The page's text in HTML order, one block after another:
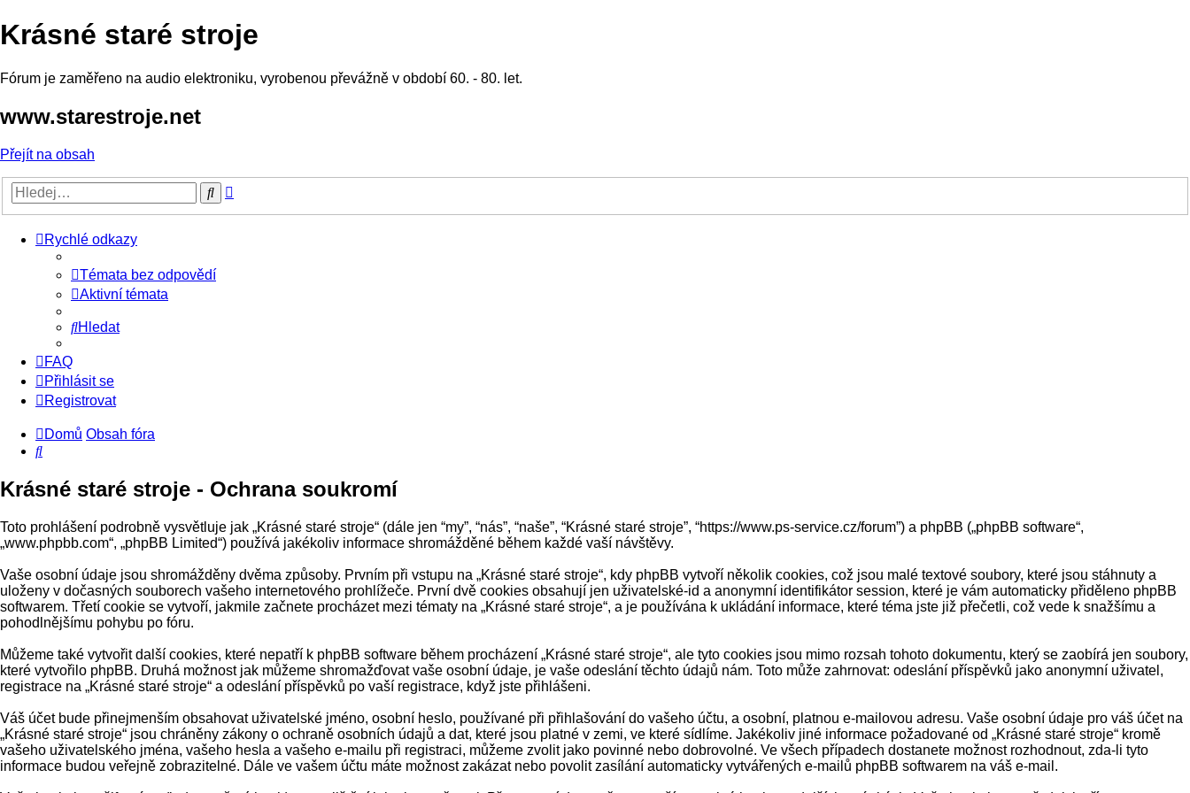
Krásné staré stroje
Fórum je zaměřeno na audio elektroniku, vyrobenou převážně v období 60. - 80. let.
www.starestroje.net
Přejít na obsah
Hledat
Rychlé odkazy
Témata bez odpovědí
Aktivní témata
Hledat
FAQ
Přihlásit se
Registrovat
Domů Obsah fóra
Hledat
Krásné staré stroje - Ochrana soukromí
Toto prohlášení podrobně vysvětluje jak „Krásné staré stroje“ (dále jen “my”, “nás”, “naše”, “Krásné staré stroje”, “https://www.ps-service.cz/forum”) a phpBB („phpBB software“,
„www.phpbb.com“, „phpBB Limited“) používá jakékoliv informace shromážděné během každé vaší návštěvy.
Vaše osobní údaje jsou shromážděny dvěma způsoby. Prvním při vstupu na „Krásné staré stroje“, kdy phpBB vytvoří několik cookies, což jsou malé textové soubory, které jsou stáhnuty a
uloženy v dočasných souborech vašeho internetového prohlížeče. První dvě cookies obsahují jen uživatelské-id a anonymní identifikátor session, které je vám automaticky přiděleno phpBB
softwarem. Třetí cookie se vytvoří, jakmile začnete procházet mezi tématy na „Krásné staré stroje“, a je používána k ukládání informace, které téma jste již přečetli, což vede k snažšímu a
pohodlnějšímu pohybu po fóru.
Můžeme také vytvořit další cookies, které nepatří k phpBB software během procházení „Krásné staré stroje“, ale tyto cookies jsou mimo rozsah tohoto dokumentu, který se zaobírá jen soubory,
které vytvořilo phpBB. Druhá možnost jak můžeme shromažďovat vaše osobní údaje, je vaše odeslání těchto údajů nám. Toto může zahrnovat: odeslání příspěvků jako anonymní uživatel,
registrace na „Krásné staré stroje“ a odeslání příspěvků po vaší registrace, když jste přihlášeni.
Váš účet bude přinejmenším obsahovat uživatelské jméno, osobní heslo, používané při přihlašování do vašeho účtu, a osobní, platnou e-mailovou adresu. Vaše osobní údaje pro váš účet na
„Krásné staré stroje“ jsou chráněny zákony o ochraně osobních údajů a dat, které jsou platné v zemi, ve které sídlíme. Jakékoliv jiné informace požadované od „Krásné staré stroje“ kromě
vašeho uživatelského jména, vašeho hesla a vašeho e-mailu při registraci, můžeme zvolit jako povinné nebo dobrovolné. Ve všech případech dostanete možnost rozhodnout, zda-li tyto
informace budou veřejně zobrazitelné. Dále ve vašem účtu máte možnost zakázat nebo povolit zasílání automaticky vytvářených e-mailů phpBB softwarem na váš e-mail.